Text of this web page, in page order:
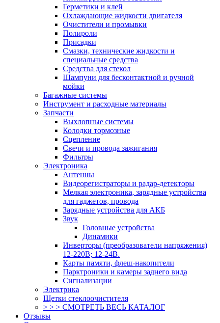
Герметики и клей
Охлаждающие жидкости двигателя
Очистители и промывки
Полироли
Присадки
Смазки, технические жидкости и
специальные средства
Средства для стекол
Шампуни для бесконтактной и ручной
мойки
Багажные системы
Инструмент и расходные материалы
Запчасти
Выхлопные системы
Колодки тормозные
Сцепление
Свечи и провода зажигания
Фильтры
Электроника
Антенны
Видеорегистраторы и радар-детекторы
Мелкая электроника, зарядные устройства
для гаджетов, провода
Зарядные устройства для АКБ
Звук
Головные устройства
Динамики
Инверторы (преобразователи напряжения)
12-220В; 12-24В.
Карты памяти, флеш-накопители
Парктроники и камеры заднего вида
Сигнализации
Электрика
Щетки стеклоочистителя
> > > СМОТРЕТЬ ВЕСЬ КАТАЛОГ
Отзывы